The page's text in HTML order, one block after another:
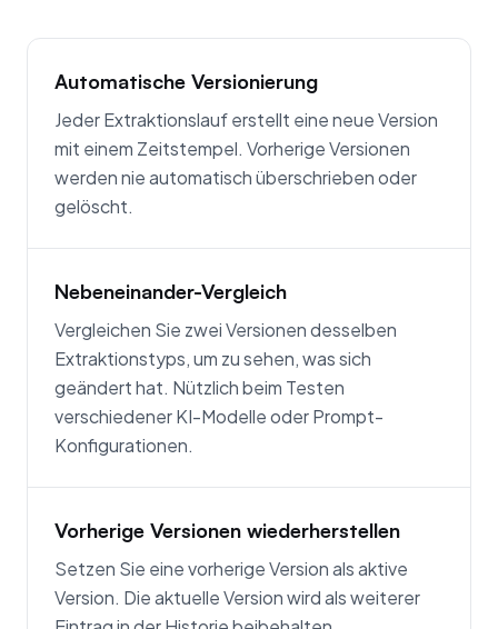
Automatische Versionierung
Jeder Extraktionslauf erstellt eine neue Version
mit einem Zeitstempel. Vorherige Versionen
werden nie automatisch überschrieben oder
gelöscht.
Nebeneinander-Vergleich
Vergleichen Sie zwei Versionen desselben
Extraktionstyps, um zu sehen, was sich
geändert hat. Nützlich beim Testen
verschiedener KI-Modelle oder Prompt-
Konfigurationen.
Vorherige Versionen wiederherstellen
Setzen Sie eine vorherige Version als aktive
Version. Die aktuelle Version wird als weiterer